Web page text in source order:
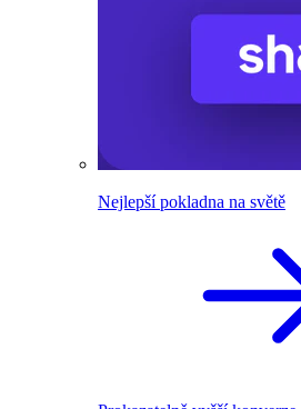
Nejlepší pokladna na světě